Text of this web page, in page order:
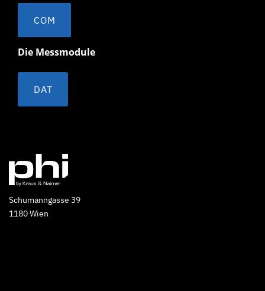
COM
Die Messmodule
DAT
Schumanngasse 39
1180 Wien